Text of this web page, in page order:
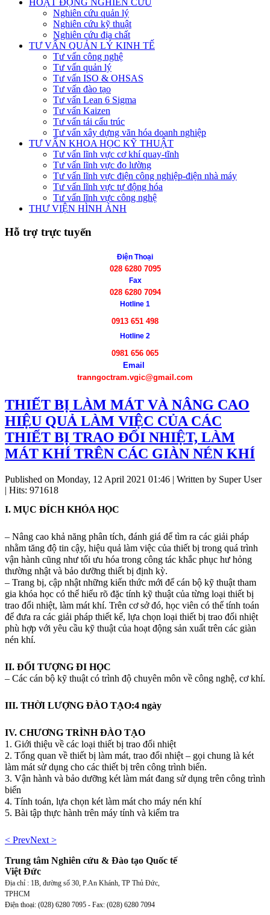
HOẠT ĐỘNG NGHIÊN CỨU
Nghiên cứu quản lý
Nghiên cứu kỹ thuật
Nghiên cứu địa chất
TƯ VẤN QUẢN LÝ KINH TẾ
Tư vấn công nghệ
Tư vấn quản lý
Tư vấn ISO & OHSAS
Tư vấn đào tạo
Tư vấn Lean 6 Sigma
Tư vấn Kaizen
Tư vấn tái cấu trúc
Tư vấn xây dựng văn hóa doanh nghiệp
TƯ VẤN KHOA HỌC KỸ THUẬT
Tư vấn lĩnh vực cơ khí quay-tĩnh
Tư vấn lĩnh vực đo lường
Tư vấn lĩnh vực điện công nghiệp-điện nhà máy
Tư vấn lĩnh vực tự động hóa
Tư vấn lĩnh vực công nghệ
THƯ VIỆN HÌNH ẢNH
Hỗ trợ trực tuyến
Điện Thoại
028 6280 7095
Fax
028 6280 7094
Hotline 1
0913 651 498
Hotline 2
0981 656 065
Email
tranngoctram.vgic@gmail.com
THIẾT BỊ LÀM MÁT VÀ NÂNG CAO
HIỆU QUẢ LÀM VIỆC CỦA CÁC
THIẾT BỊ TRAO ĐỔI NHIỆT, LÀM
MÁT KHÍ TRÊN CÁC GIÀN NÉN KHÍ
Published on Monday, 12 April 2021 01:46 | Written by Super User
| Hits: 971618
I. MỤC ĐÍCH KHÓA HỌC
– Nâng cao khả năng phân tích, đánh giá để tìm ra các giải pháp
nhằm tăng độ tin cậy, hiệu quả làm việc của thiết bị trong quá trình
vận hành cũng như tối ưu hóa trong công tác khắc phục hư hỏng
thường nhật và bảo dưỡng thiết bị định kỳ.
– Trang bị, cập nhật những kiến thức mới để cán bộ kỹ thuật tham
gia khóa học có thể hiểu rõ đặc tính kỹ thuật của từng loại thiết bị
trao đổi nhiệt, làm mát khí. Trên cơ sở đó, học viên có thể tính toán
để đưa ra các giải pháp thiết kế, lựa chọn loại thiết bị trao đổi nhiệt
phù hợp với yêu cầu kỹ thuật của hoạt động sản xuất trên các giàn
nén khí.
II. ĐỐI TƯỢNG ĐI HỌC
– Các cán bộ kỹ thuật có trình độ chuyên môn về công nghệ, cơ khí.
III. THỜI LƯỢNG ĐÀO TẠO:4 ngày
IV. CHƯƠNG TRÌNH ĐÀO TẠO
1. Giới thiệu về các loại thiết bị trao đổi nhiệt
2. Tổng quan về thiết bị làm mát, trao đổi nhiệt – gọi chung là két
làm mát sử dụng cho các thiết bị trên công trình biển.
3. Vận hành và bảo dưỡng két làm mát đang sử dụng trên công trình
biển
4. Tính toán, lựa chọn két làm mát cho máy nén khí
5. Bài tập thực hành trên máy tính và kiểm tra
< PrevNext >
Trung tâm Nghiên cứu & Đào tạo Quốc tế
Việt Đức
Địa chỉ : 1B, đường số 30, P.An Khánh, TP Thủ Đức,
TPHCM
Điện thoại: (028) 6280 7095 - Fax: (028) 6280 7094